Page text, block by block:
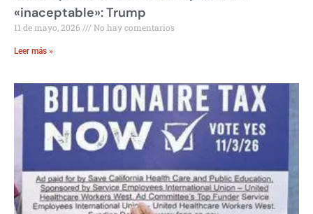
«inaceptable»: Trump
11 de mayo, 2026 No hay comentarios
Leer más »